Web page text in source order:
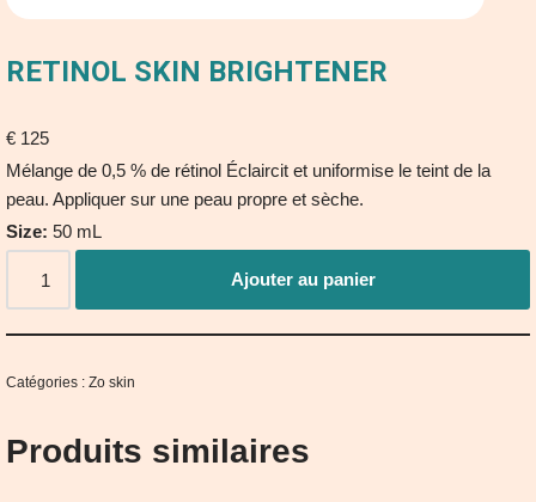
RETINOL SKIN BRIGHTENER
€ 125
Mélange de 0,5 % de rétinol Éclaircit et uniformise le teint de la
peau. Appliquer sur une peau propre et sèche.
Size: 50 mL
Ajouter au panier
Catégories : Zo skin
Produits similaires